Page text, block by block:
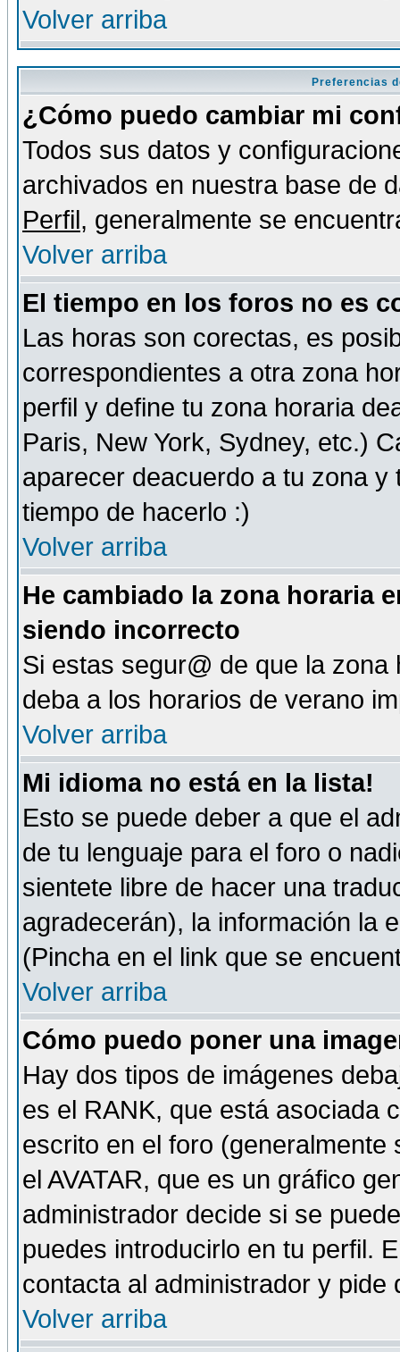
Volver arriba
Preferencias
¿Cómo puedo cambiar mi
Todos sus datos y
archivados en nuestra base de
Perfil, generalmente se
Volver arriba
El tiempo en los foros no es
Las horas son corectas, es
correspondientes a otra zona
perfil y define tu zona horaria
Paris, New York, Sydney, etc.)
aparecer deacuerdo a tu zona
tiempo de hacerlo :)
Volver arriba
He cambiado la zona horaria
siendo incorrecto
Si estas segur@ de que la
deba a los horarios de verano
Volver arriba
Mi idioma no está en la lista!
Esto se puede deber a que el
de tu lenguaje para el foro o
sientete libre de hacer una
agradecerán), la información la
(Pincha en el link que se
Volver arriba
Cómo puedo poner una
Hay dos tipos de imágenes
es el RANK, que está asociada
escrito en el foro
el AVATAR, que es un gráfico
administrador decide si se
puedes introducirlo en tu perfil.
contacta al administrador y
Volver arriba